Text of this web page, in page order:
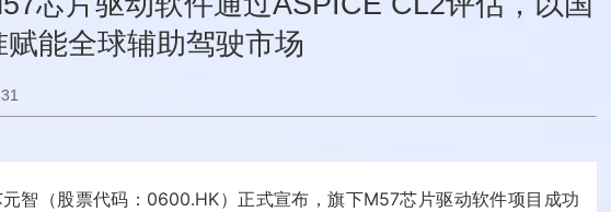
赋能全球辅助驾驶市场
智（股票代码：0600.HK）正式宣布，旗下M57芯片驱动软件项目成功